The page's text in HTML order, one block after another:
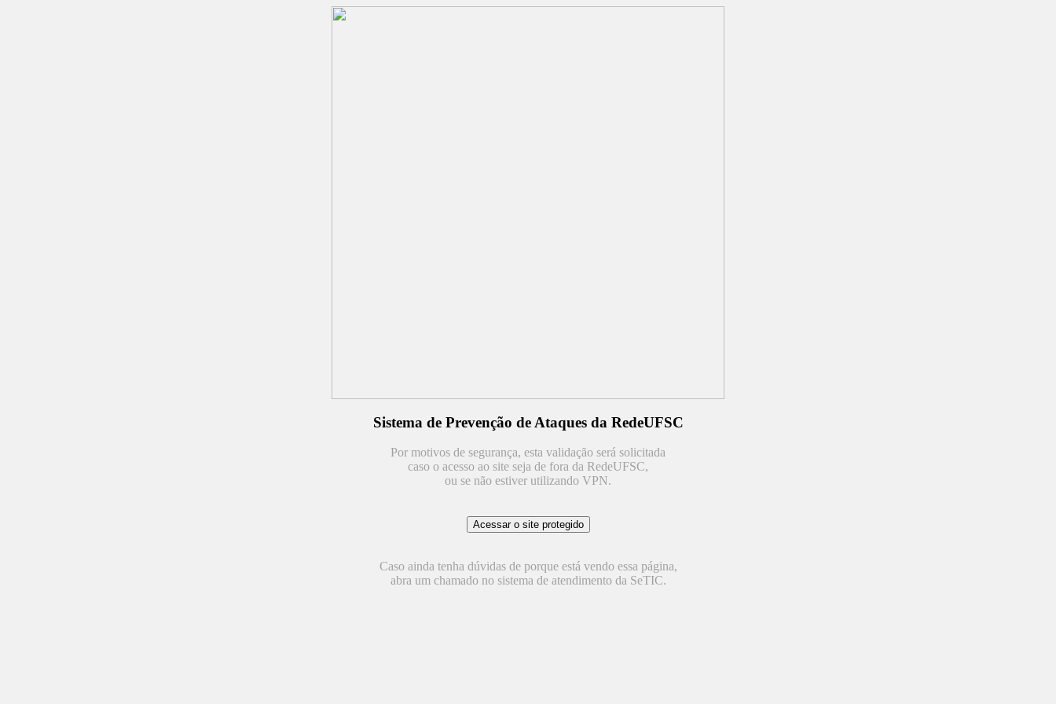
Sistema de Prevenção de Ataques da RedeUFSC
Por motivos de segurança, esta validação será solicitada
caso o acesso ao site seja de fora da RedeUFSC,
ou se não estiver utilizando VPN.
Caso ainda tenha dúvidas de porque está vendo essa página,
abra um chamado no sistema de atendimento da SeTIC.